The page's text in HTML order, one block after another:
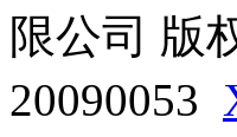
限公司 版
20090053